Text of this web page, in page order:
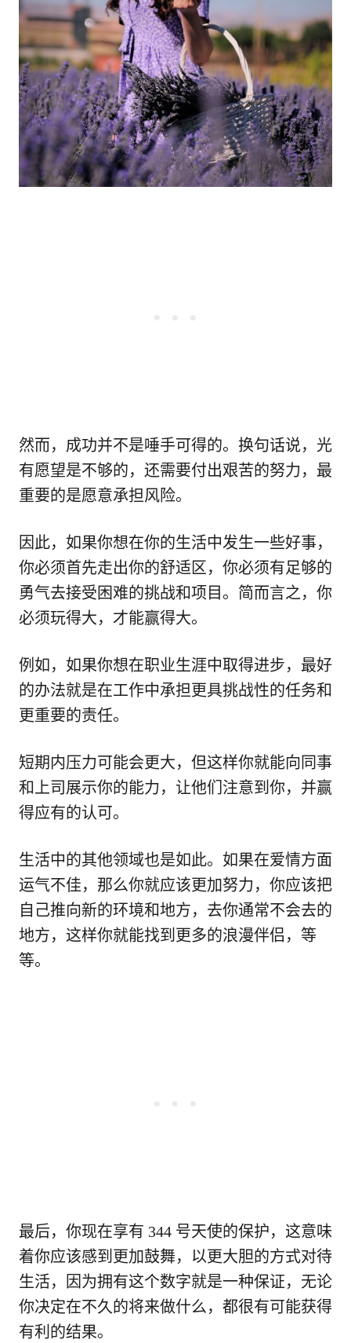
然而，成功并不是唾手可得的。换句话说，光
有愿望是不够的，还需要付出艰苦的努力，最
重要的是愿意承担风险。
因此，如果你想在你的生活中发生一些好事，
你必须首先走出你的舒适区，你必须有足够的
勇气去接受困难的挑战和项目。简而言之，你
必须玩得大，才能赢得大。
例如，如果你想在职业生涯中取得进步，最好
的办法就是在工作中承担更具挑战性的任务和
更重要的责任。
短期内压力可能会更大，但这样你就能向同事
和上司展示你的能力，让他们注意到你，并赢
得应有的认可。
生活中的其他领域也是如此。如果在爱情方面
运气不佳，那么你就应该更加努力，你应该把
自己推向新的环境和地方，去你通常不会去的
地方，这样你就能找到更多的浪漫伴侣，等
等。
最后，你现在享有 344 号天使的保护，这意味
着你应该感到更加鼓舞，以更大胆的方式对待
生活，因为拥有这个数字就是一种保证，无论
你决定在不久的将来做什么，都很有可能获得
有利的结果。